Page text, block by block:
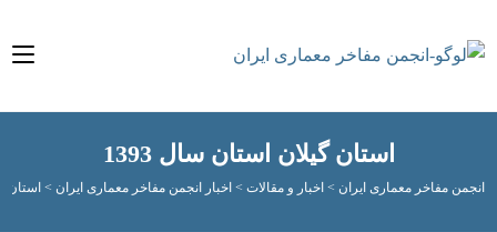
استان گیلان استان سال 1393
مفاخر معماری ایران > اخبار و مقالات>اخبار انجمن مفاخر معماری ایران > استان گیلان